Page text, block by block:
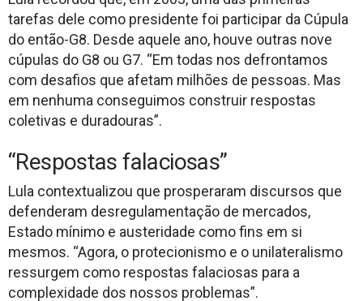
tarefas dele como presidente foi participar da Cúpula
do então-G8. Desde aquele ano, houve outras nove
cúpulas do G8 ou G7. “Em todas nos defrontamos
com desafios que afetam milhões de pessoas. Mas
em nenhuma conseguimos construir respostas
coletivas e duradouras”.
“Respostas falaciosas”
Lula contextualizou que prosperaram discursos que
defenderam desregulamentação de mercados,
Estado mínimo e austeridade como fins em si
mesmos. “Agora, o protecionismo e o unilateralismo
ressurgem como respostas falaciosas para a
complexidade dos nossos problemas”.